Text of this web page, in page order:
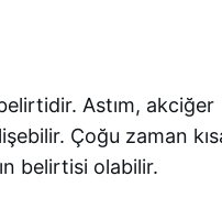
Astım, akciğer
Çoğu zaman
belirtisi olabilir.